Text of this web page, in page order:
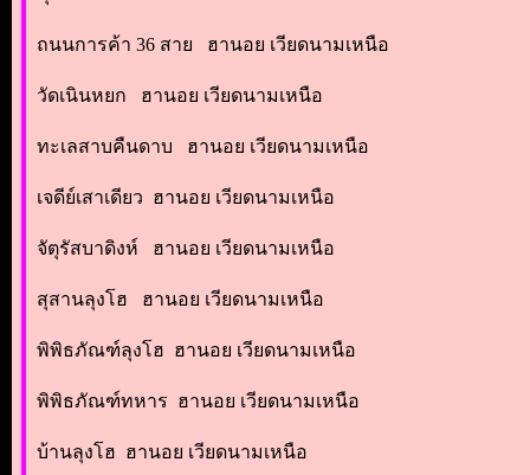
ถนนการค้า 36 สาย ฮานอย เวียดนามเหนือ
วัดเนินหยก ฮานอย เวียดนามเหนือ
ทะเลสาบคืนดาบ ฮานอย เวียดนามเหนือ
เจดีย์เสาเดียว ฮานอย เวียดนามเหนือ
จัตุรัสบาดิงห์ ฮานอย เวียดนามเหนือ
สุสานลุงโฮ ฮานอย เวียดนามเหนือ
พิพิธภัณฑ์ลุงโฮ ฮานอย เวียดนามเหนือ
พิพิธภัณฑ์ทหาร ฮานอย เวียดนามเหนือ
บ้านลุงโฮ ฮานอย เวียดนามเหนือ